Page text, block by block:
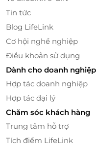
Ca Huế – Thanh
Hương
Tin tức
Blog LifeLink
Cơ hội nghề nghiệp
Điều khoản sử dụng
Dành cho doanh
Hợp tác doanh nghiệp
Hợp tác đại lý
Chăm sóc khách hàng
Trung tâm hỗ trợ
Tích điểm LifeLink